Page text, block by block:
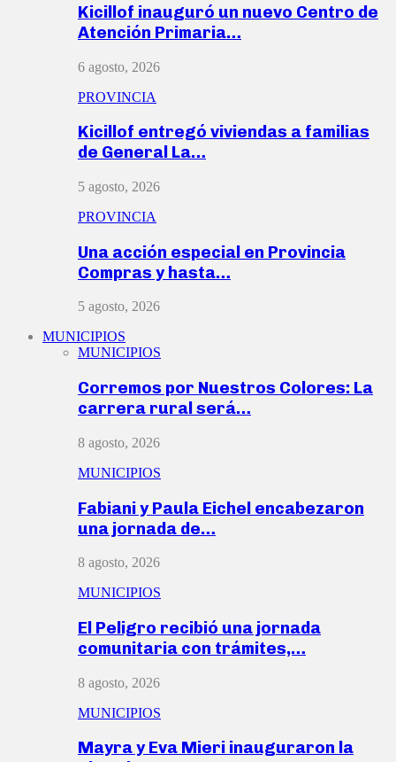
Kicillof inauguró un nuevo Centro de
Atención Primaria…
6 agosto, 2026
PROVINCIA
Kicillof entregó viviendas a familias
de General La…
5 agosto, 2026
PROVINCIA
Una acción especial en Provincia
Compras y hasta…
5 agosto, 2026
MUNICIPIOS
MUNICIPIOS
Corremos por Nuestros Colores: La
carrera rural será…
8 agosto, 2026
MUNICIPIOS
Fabiani y Paula Eichel encabezaron
una jornada de…
8 agosto, 2026
MUNICIPIOS
El Peligro recibió una jornada
comunitaria con trámites,…
8 agosto, 2026
MUNICIPIOS
Mayra y Eva Mieri inauguraron la